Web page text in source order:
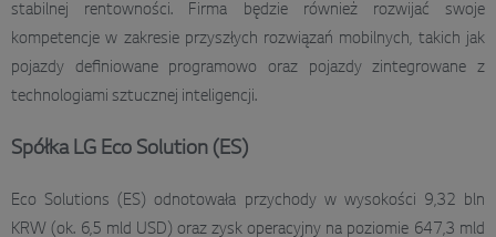
stabilnej rentowności. Firma będzie również rozwijać swoje
kompetencje w zakresie przyszłych rozwiązań mobilnych, takich jak
pojazdy definiowane programowo oraz pojazdy zintegrowane z
technologiami sztucznej inteligencji.
Spółka LG Eco Solution (ES)
Eco Solutions (ES) odnotowała przychody w wysokości 9,32 bln
KRW (ok. 6,5 mld USD) oraz zysk operacyjny na poziomie 647,3 mld